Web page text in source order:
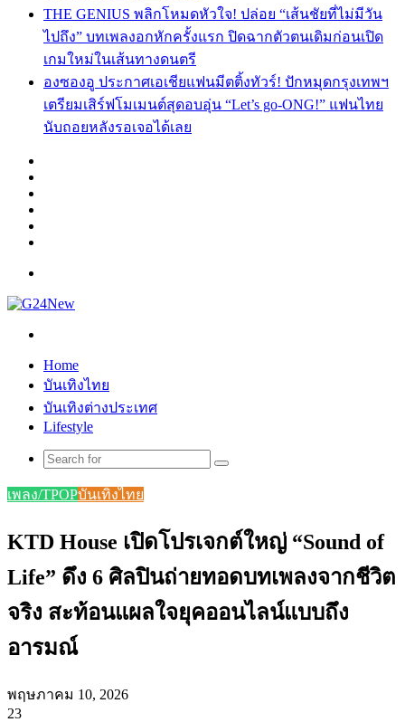
THE GENIUS พลิกโหมดหัวใจ! ปล่อย “เส้นชัยที่ไม่มีวัน
ไปถึง” บทเพลงอกหักครั้งแรก ปิดฉากตัวตนเดิมก่อนเปิด
เกมใหม่ในเส้นทางดนตรี
องซองอู ประกาศเอเชียแฟนมีตติ้งทัวร์! ปักหมุดกรุงเทพฯ
เตรียมเสิร์ฟโมเมนต์สุดอบอุ่น “Let’s go-ONG!” แฟนไทย
นับถอยหลังรอเจอได้เลย
Home
บันเทิงไทย
บันเทิงต่างประเทศ
Lifestyle
Search
เพลง/TPOPบันเทิงไทย
KTD House เปิดโปรเจกต์ใหญ่ “Sound of
Life” ดึง 6 ศิลปินถ่ายทอดบทเพลงจากชีวิต
จริง สะท้อนแผลใจยุคออนไลน์แบบถึง
อารมณ์
พฤษภาคม 10, 2026
23